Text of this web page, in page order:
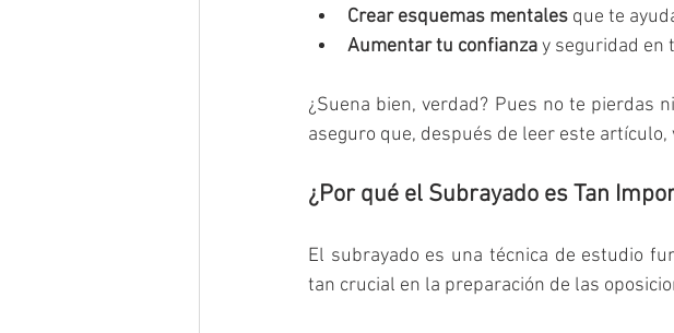
Crear esquemas mentales que te
Aumentar tu confianza y seguridad en
¿Suena bien, verdad? Pues no te pierdas
aseguro que, después de leer este
¿Por qué el Subrayado es Tan
El subrayado es una técnica de estudio
tan crucial en la preparación de las